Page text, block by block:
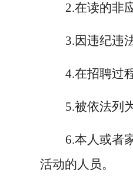
2.在读的非
3.因违纪违
4.在招聘过
5.被依法列
6.本人或者
活动的人员。